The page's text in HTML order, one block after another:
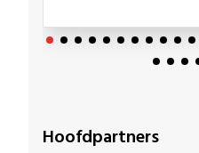
Hoofdpartners